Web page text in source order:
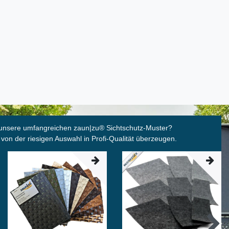
umfangreichen zaun|zu® Sichtschutz-Muster?
der riesigen Auswahl in Profi-Qualität überzeugen.